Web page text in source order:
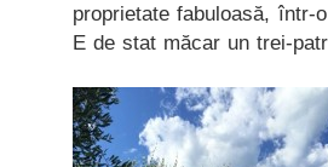
proprietate fabuloasă,
E de stat măcar un trei-